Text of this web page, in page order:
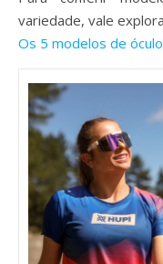
variedade, vale
Os 5 modelos de